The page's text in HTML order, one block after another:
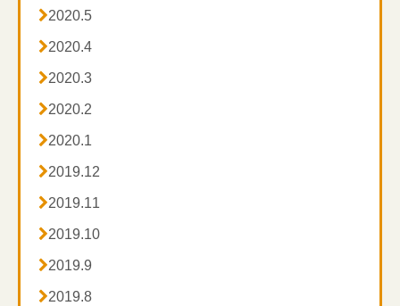
2020.5
2020.4
2020.3
2020.2
2020.1
2019.12
2019.11
2019.10
2019.9
2019.8